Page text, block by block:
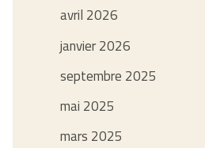
avril 2026
janvier 2026
septembre 2025
mai 2025
mars 2025